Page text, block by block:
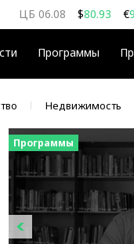
Программы
ЦБ 06.08 $80.93 €
ММВБ 06.08 $
Недвижимость
Программы